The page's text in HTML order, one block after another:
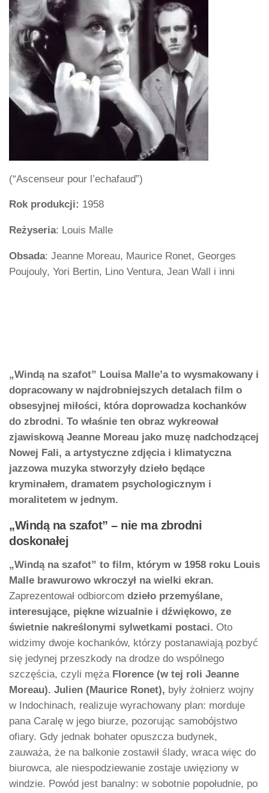
(“Ascenseur pour l’echafaud”)
Rok produkcji: 1958
Reżyseria: Louis Malle
Obsada: Jeanne Moreau, Maurice Ronet, Georges
Poujouly, Yori Bertin, Lino Ventura, Jean Wall i inni
„Windą na szafot” Louisa Malle’a to wysmakowany i
dopracowany w najdrobniejszych detalach film o
obsesyjnej miłości, która doprowadza kochanków
do zbrodni. To właśnie ten obraz wykreował
zjawiskową Jeanne Moreau jako muzę nadchodzącej
Nowej Fali, a artystyczne zdjęcia i klimatyczna
jazzowa muzyka stworzyły dzieło będące
kryminałem, dramatem psychologicznym i
moralitetem w jednym.
„Windą na szafot” – nie ma zbrodni
doskonałej
„Windą na szafot” to film, którym w 1958 roku Louis
Malle brawurowo wkroczył na wielki ekran.
Zaprezentował odbiorcom dzieło przemyślane,
interesujące, piękne wizualnie i dźwiękowo, ze
świetnie nakreślonymi sylwetkami postaci. Oto
widzimy dwoje kochanków, którzy postanawiają pozbyć
się jedynej przeszkody na drodze do wspólnego
szczęścia, czyli męża Florence (w tej roli Jeanne
Moreau). Julien (Maurice Ronet), były żołnierz wojny
w Indochinach, realizuje wyrachowany plan: morduje
pana Caralę w jego biurze, pozorując samobójstwo
ofiary. Gdy jednak bohater opuszcza budynek,
zauważa, że na balkonie zostawił ślady, wraca więc do
biurowca, ale niespodziewanie zostaje uwięziony w
windzie. Powód jest banalny: w sobotnie popołudnie, po